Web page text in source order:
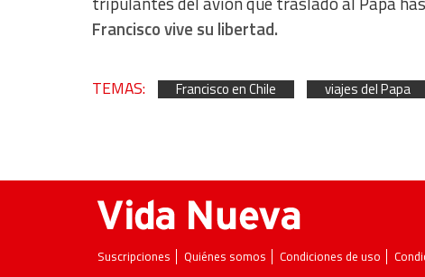
Francisco vive su libertad.
TEMAS: Francisco en Chile viajes del Papa
Suscripciones Quiénes somos Condiciones de uso